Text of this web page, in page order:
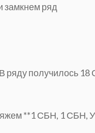
замкнем ряд
ряду получилось 18
**1 СБН, 1 СБН,